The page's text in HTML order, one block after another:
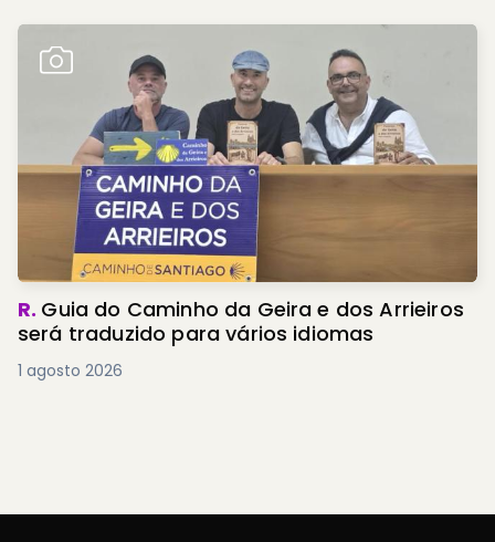
R. Guia do Caminho da Geira e dos Arrieiros
será traduzido para vários idiomas
1 agosto 2026